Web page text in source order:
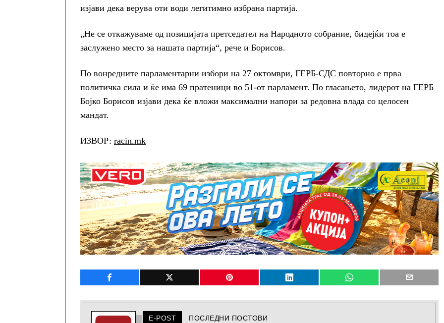
изјави дека верува оти води легитимно избрана партија.
„Не се откажуваме од позицијата претседател на Народното собрание, бидејќи тоа е
заслужено место за нашата партија“, рече и Борисов.
По вонредните парламентарни избори на 27 октомври, ГЕРБ-СДС повторно е прва
политичка сила и ќе има 69 пратеници во 51-от парламент. По гласањето, лидерот на ГЕРБ
Бојко Борисов изјави дека ќе вложи максимални напори за редовна влада со целосен
мандат.
ИЗВОР: racin.mk
E-POST ПОСЛЕДНИ ПОСТОВИ